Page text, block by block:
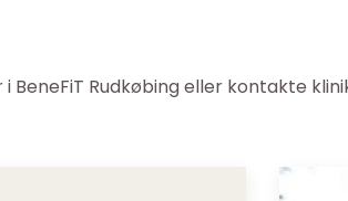
Rudkøbing eller kontakte